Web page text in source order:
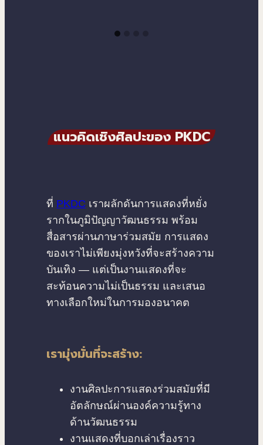
แนวคิดเชิงศิลปะของ PKDC
ที่ PKDC เราผลักดันการแสดงที่หยั่ง
รากในภูมิปัญญาวัฒนธรรม พร้อม
สื่อสารผ่านภาษาร่วมสมัย การแสดง
ของเราไม่เพียงมุ่งหวังที่จะสร้างความ
บันเทิง — แต่เป็นงานแสดงที่จะ
สะท้อนความไม่เป็นธรรม และเสนอ
ทางเลือกใหม่ในการมองอนาคต
เรามุ่งมั่นที่จะสร้าง:
งานศิลปะการแสดงร่วมสมัยที่มี
อัตลักษณ์ผ่านองค์ความรู้ทาง
ด้านวัฒนธรรม
งานแสดงที่บอกเล่าเรื่องราว